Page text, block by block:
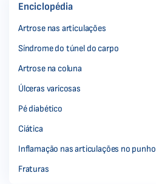
Enciclopédia
Artrose nas articulações
Síndrome do túnel do carpo
Artrose na coluna
Úlceras varicosas
Pé diabético
Ciática
Inflamação nas articulações no punho
Fraturas